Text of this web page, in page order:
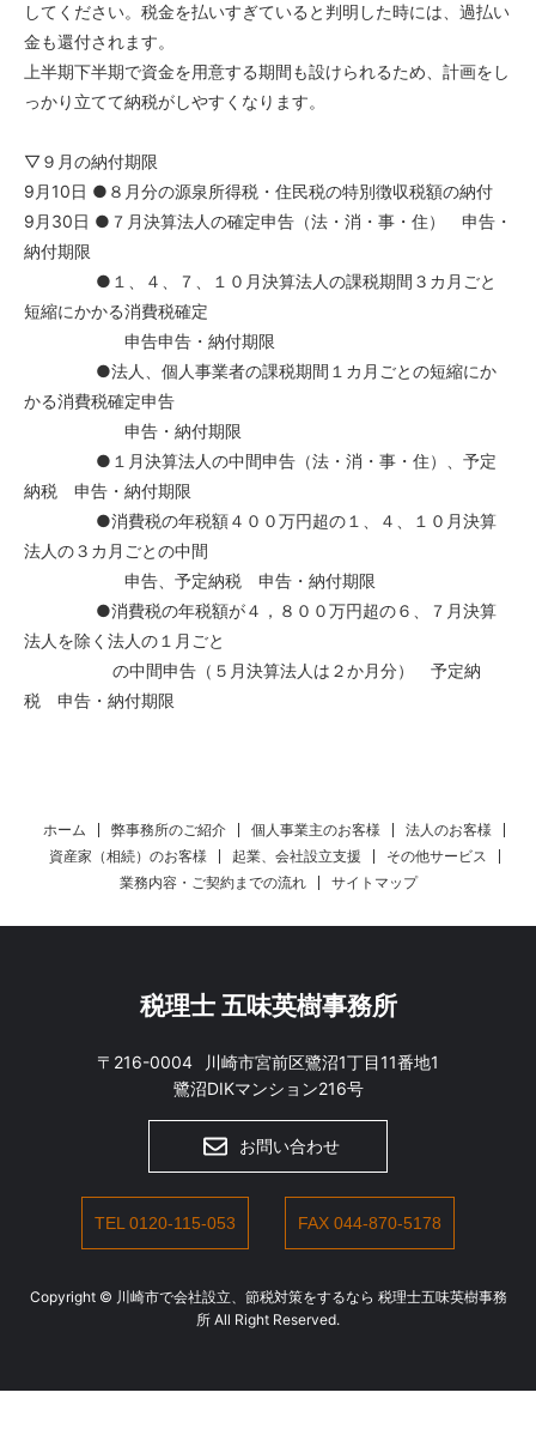
してください。税金を払いすぎていると判明した時には、過払い
金も還付されます。
上半期下半期で資金を用意する期間も設けられるため、計画をし
っかり立てて納税がしやすくなります。
▽９月の納付期限
9月10日 ●８月分の源泉所得税・住民税の特別徴収税額の納付
9月30日 ●７月決算法人の確定申告（法・消・事・住） 申告・
納付期限
●１、４、７、１０月決算法人の課税期間３カ月ごと
短縮にかかる消費税確定
申告申告・納付期限
●法人、個人事業者の課税期間１カ月ごとの短縮にか
かる消費税確定申告
申告・納付期限
●１月決算法人の中間申告（法・消・事・住）、予定
納税 申告・納付期限
●消費税の年税額４００万円超の１、４、１０月決算
法人の３カ月ごとの中間
申告、予定納税 申告・納付期限
●消費税の年税額が４，８００万円超の６、７月決算
法人を除く法人の１月ごと
の中間申告（５月決算法人は２か月分） 予定納
税 申告・納付期限
ホーム 弊事務所のご紹介 個人事業主のお客様
法人のお客様
資産家（相続）のお客様
起業、会社設立支援
その他サービス
業務内容・ご契約までの流れ
サイトマップ
税理士 五味英樹事務所
〒216-0004
川崎市宮前区鷺沼1丁目11番地1
鷺沼DIKマンション216号
お問い合わせ
TEL 0120-115-053 FAX 044-870-5178
Copyright © 川崎市で会社設立、節税対策をするなら 税理士五味英樹事務
所 All Right Reserved.